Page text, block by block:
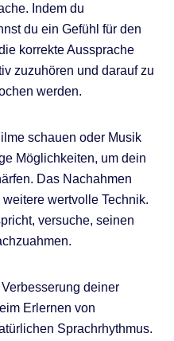
Indem du
du ein Gefühl für den
korrekte Aussprache
zuzuhören und darauf zu
werden.
schauen oder Musik
Möglichkeiten, um dein
Das Nachahmen
wertvolle Technik.
versuche, seinen
deiner
Erlernen von
Sprachrhythmus.